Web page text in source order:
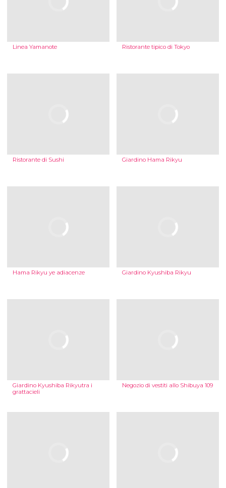
Linea Yamanote Ristorante tipico di Tokyo
Ristorante di Sushi Giardino Hama Rikyu
Hama Rikyu ye adiacenze Giardino Kyushiba Rikyu
Giardino Kyushiba Rikyutra i
grattacieli
Negozio di vestiti allo Shibuya 109